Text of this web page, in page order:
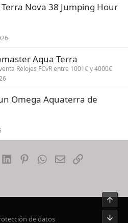
Nova 38 Jumping Hour
Aqua Terra
Relojes FCvR entre 1001€ y 4000€
Omega Aquaterra de
LinkedInPinterestWhatsApp
EmailEnlace
de datos